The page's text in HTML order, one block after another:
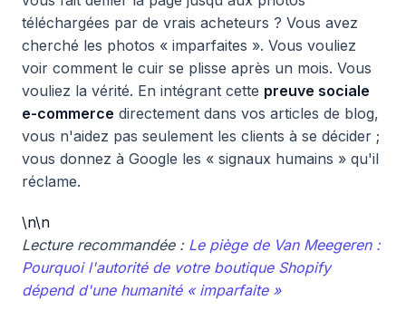
téléchargées par de vrais acheteurs ? Vous avez
cherché les photos « imparfaites ». Vous vouliez
voir comment le cuir se plisse après un mois. Vous
vouliez la vérité. En intégrant cette preuve sociale
e-commerce directement dans vos articles de blog,
vous n'aidez pas seulement les clients à se décider ;
vous donnez à Google les « signaux humains » qu'il
réclame.
\n\n
Lecture recommandée : Le piège de Van Meegeren :
Pourquoi l'autorité de votre boutique Shopify
dépend d'une humanité « imparfaite »